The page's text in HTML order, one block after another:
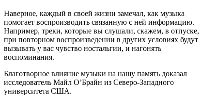
Наверное, каждый в своей жизни замечал, как музыка
помогает воспроизводить связанную с ней информацию.
Например, треки, которые вы слушали, скажем, в отпуске,
при повторном воспроизведении в других условиях будут
вызывать у вас чувство ностальгии, и нагонять
воспоминания.
Благотворное влияние музыки на нашу память доказал
исследователь Майл О’Брайн из Северо-Западного
университета США.